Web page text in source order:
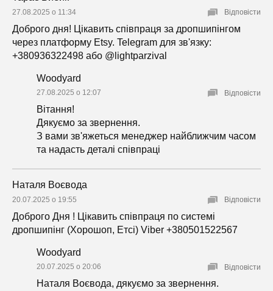
27.08.2025 о 11:34
Доброго дня! Цікавить співпраця за дропшипінгом
через платформу Etsy. Telegram для зв'язку:
+380936322498 або @lightparzival
Відповісти
Woodyard
27.08.2025 о 12:07
Вітання!
Дякуємо за звернення.
З вами зв'яжеться менеджер найближчим часом
та надасть деталі співпраці
Відповісти
Наталя Воєвода
20.07.2025 о 19:55
Доброго Дня ! Цікавить співпраця по системі
дропшипінг (Хорошоп, Етсі) Viber +380501522567
Відповісти
Woodyard
20.07.2025 о 20:06
Наталя Воєвода, дякуємо за звернення.
Відповісти